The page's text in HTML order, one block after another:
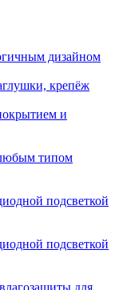
дизайном
крепёж
и
типом
подсветкой
подсветкой
для